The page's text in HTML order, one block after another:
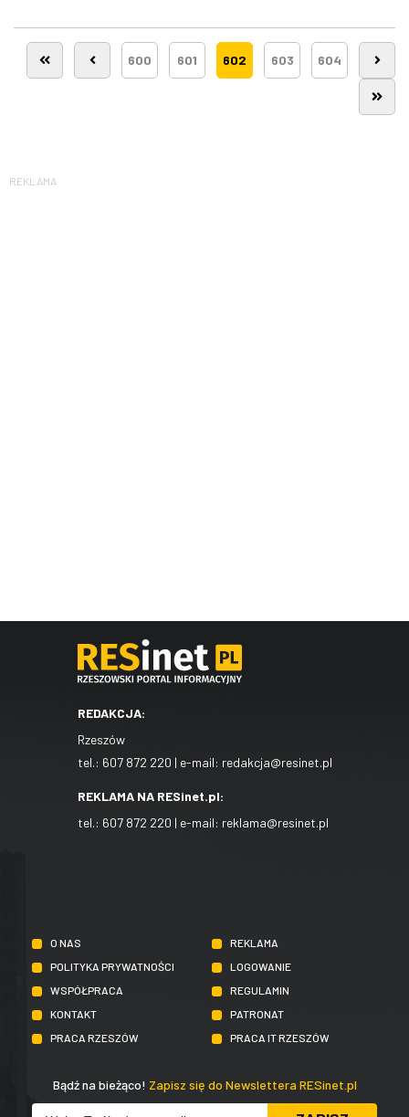
600 601 602 603 604
REKLAMA
REDAKCJA:
Rzeszów
tel.: 607 872 220 | e-mail: redakcja@resinet.pl
REKLAMA NA RESinet.pl:
tel.: 607 872 220 | e-mail: reklama@resinet.pl
O NAS
REKLAMA
POLITYKA PRYWATNOŚCI
LOGOWANIE
WSPÓŁPRACA
REGULAMIN
KONTAKT
PATRONAT
PRACA RZESZÓW
PRACA IT RZESZÓW
Bądź na bieżąco! Zapisz się do Newslettera RESinet.pl